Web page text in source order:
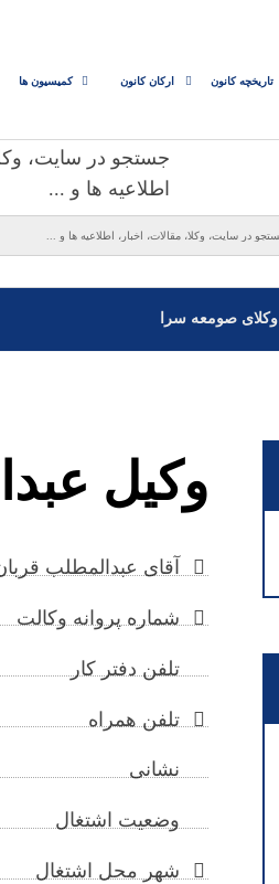
تاریخچه کانون ارکان کانون کمیسیون ها
جستجو در سایت،
اطلاعیه ها و ...
وکلای صومعه سرا
وکیل
آقای عبدالمطلب
شماره پروانه وکالت
تلفن دفتر کار
تلفن همراه
نشانی
وضعیت اشتغال
شهر محل اشتغال